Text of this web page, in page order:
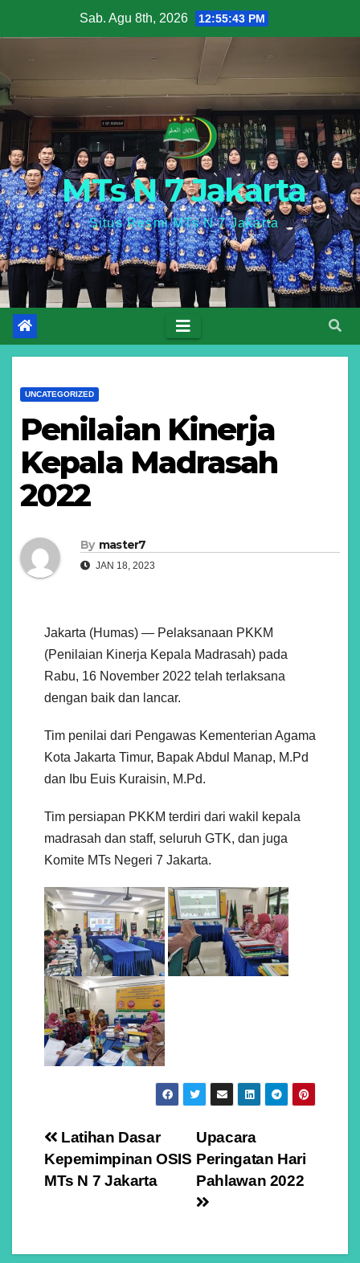
to
Sab. Agu 8th, 2026 12:55:44 PM
MTs N 7 Jakarta
Situs Resmi MTs N 7 Jakarta
UNCATEGORIZED
Penilaian Kinerja
Kepala Madrasah
2022
By master7
JAN 18, 2023
Jakarta (Humas) — Pelaksanaan PKKM
(Penilaian Kinerja Kepala Madrasah) pada
Rabu, 16 November 2022 telah terlaksana
dengan baik dan lancar.
Tim penilai dari Pengawas Kementerian Agama
Kota Jakarta Timur, Bapak Abdul Manap, M.Pd
dan Ibu Euis Kuraisin, M.Pd.
Tim persiapan PKKM terdiri dari wakil kepala
madrasah dan staff, seluruh GTK, dan juga
Komite MTs Negeri 7 Jakarta.
Navigasi
pos
Upacara
Peringatan Hari
Pahlawan 2022
Latihan Dasar
Kepemimpinan OSIS
MTs N 7 Jakarta